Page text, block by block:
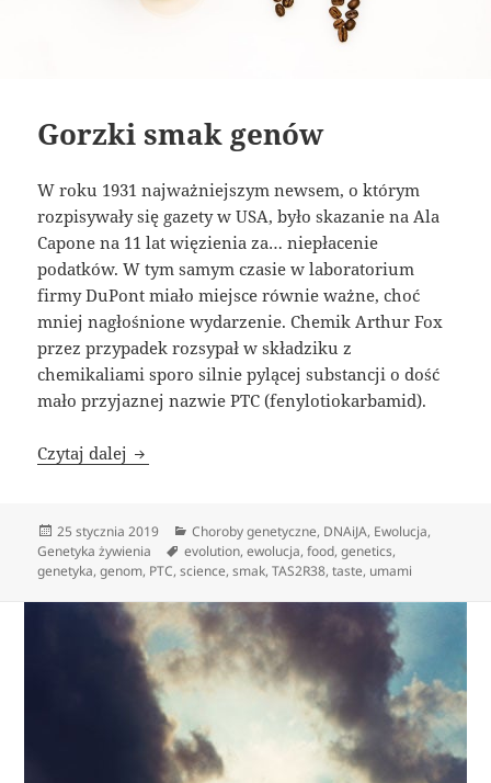
Gorzki smak genów
W roku 1931 najważniejszym newsem, o którym
rozpisywały się gazety w USA, było skazanie na Ala
Capone na 11 lat więzienia za… niepłacenie
podatków. W tym samym czasie w laboratorium
firmy DuPont miało miejsce równie ważne, choć
mniej nagłośnione wydarzenie. Chemik Arthur Fox
przez przypadek rozsypał w składziku z
chemikaliami sporo silnie pylącej substancji o dość
mało przyjaznej nazwie PTC (fenylotiokarbamid).
Czytaj dalej Gorzki smak genów
Data
publikacji
25 stycznia 2019 Kategorie
Choroby genetyczne, DNAiJA, Ewolucja,
Genetyka żywienia
Tagi
evolution,ewolucja,food,genetics,
genetyka,genom, PTC,science,smak,TAS2R38,taste, umami